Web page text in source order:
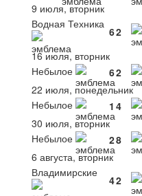
9 июля, вторник
Водная Техника
62
16 июля, вторник
Небылое
62
22 июля, понедельник
Небылое
1 4
30 июля, вторник
Небылое
28
6 августа, вторник
Владимирские
42